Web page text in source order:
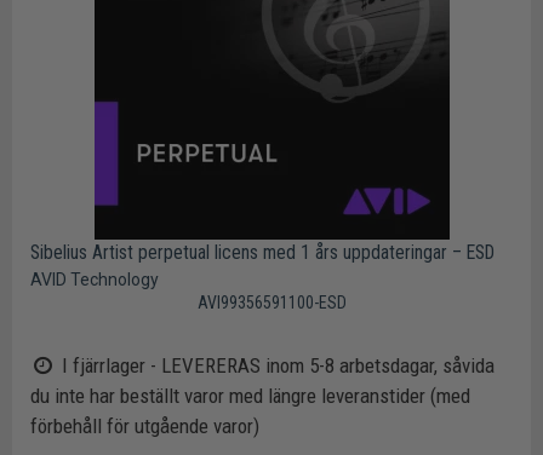
Sibelius Artist perpetual licens med 1 års uppdateringar – ESD
AVID Technology
AVI99356591100-ESD
I fjärrlager - LEVERERAS inom 5-8 arbetsdagar, såvida
du inte har beställt varor med längre leveranstider (med
förbehåll för utgående varor)